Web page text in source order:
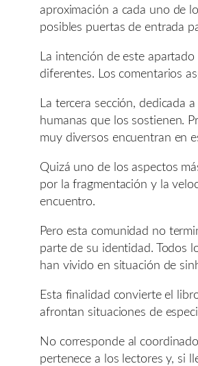
aproximación a cada uno de
posibles puertas de entrada
La intención de este
diferentes. Los comentarios
La tercera sección, dedicada
humanas que los sostienen.
muy diversos encuentran en
Quizá uno de los aspectos
por la fragmentación y la
encuentro.
Pero esta comunidad no
parte de su identidad. Todos
han vivido en situación de
Esta finalidad convierte el
afrontan situaciones de
No corresponde al
pertenece a los lectores y, si